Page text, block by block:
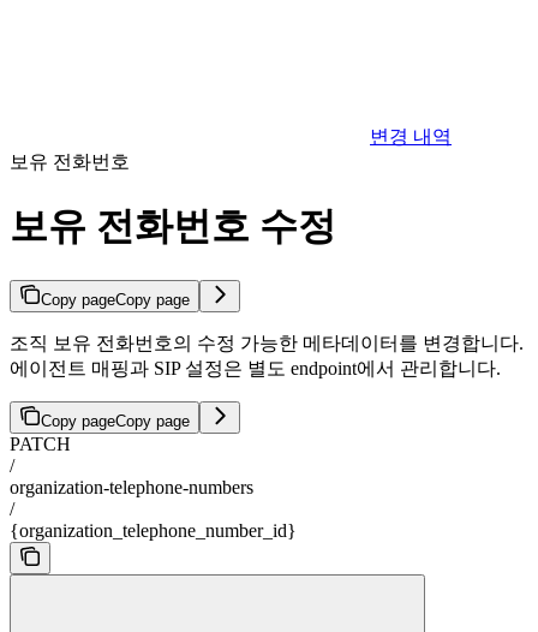
변경 내역
보유 전화번호
보유 전화번호 수정
Copy pageCopy page
조직 보유 전화번호의 수정 가능한 메타데이터를 변경합니다.
에이전트 매핑과 SIP 설정은 별도 endpoint에서 관리합니다.
Copy pageCopy page
PATCH
/
organization-telephone-numbers
/
{organization_telephone_number_id}